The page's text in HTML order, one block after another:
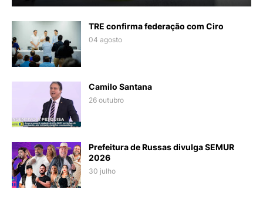
TRE confirma federação com Ciro
04 agosto
Camilo Santana
26 outubro
Prefeitura de Russas divulga SEMUR
2026
30 julho